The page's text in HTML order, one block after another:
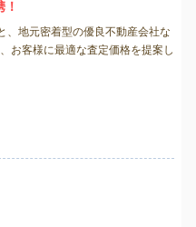
、地元密着型の優良不動産会社な
お客様に最適な査定価格を提案し